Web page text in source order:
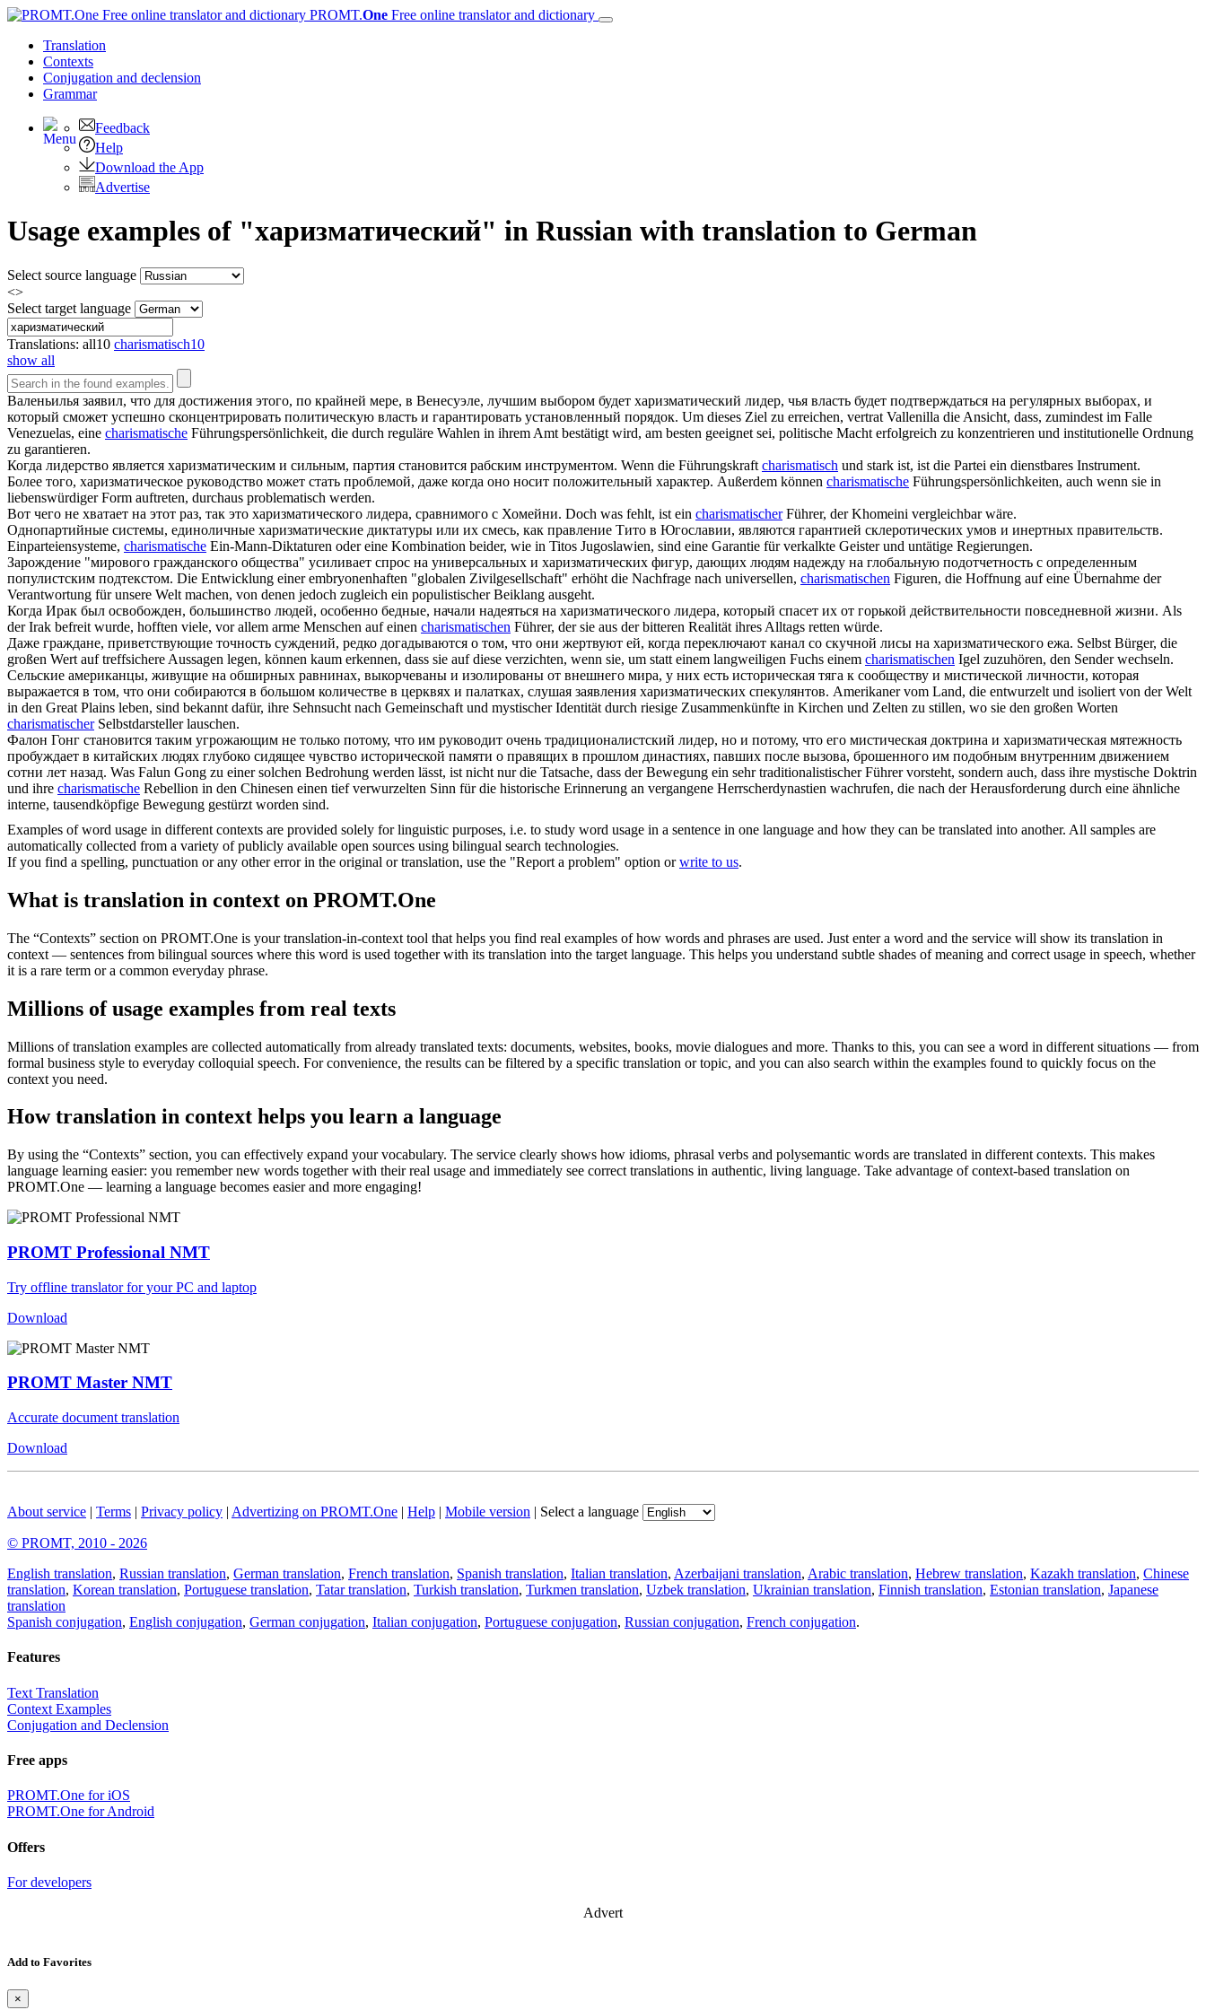
PROMT.One Free online translator and dictionary
Translation
Contexts
Conjugation and declension
Grammar
Feedback
Help
Download the App
Advertise
Usage examples of "харизматический" in Russian with translation to German
Select source language
<>
Select target language
Translations: all10 charismatisch10
show all
Валеньилья заявил, что для достижения этого, по крайней мере, в Венесуэле, лучшим выбором будет харизматический лидер, чья власть будет подтверждаться на регулярных выборах, и
который сможет успешно сконцентрировать политическую власть и гарантировать установленный порядок. Um dieses Ziel zu erreichen, vertrat Vallenilla die Ansicht, dass, zumindest im Falle
Venezuelas, eine charismatische Führungspersönlichkeit, die durch reguläre Wahlen in ihrem Amt bestätigt wird, am besten geeignet sei, politische Macht erfolgreich zu konzentrieren und institutionelle Ordnung
zu garantieren.
Когда лидерство является харизматическим и сильным, партия становится рабским инструментом. Wenn die Führungskraft charismatisch und stark ist, ist die Partei ein dienstbares Instrument.
Более того, харизматическое руководство может стать проблемой, даже когда оно носит положительный характер. Außerdem können charismatische Führungspersönlichkeiten, auch wenn sie in
liebenswürdiger Form auftreten, durchaus problematisch werden.
Вот чего не хватает на этот раз, так это харизматического лидера, сравнимого с Хомейни. Doch was fehlt, ist ein charismatischerFührer, der Khomeini vergleichbar wäre.
Однопартийные системы, единоличные харизматические диктатуры или их смесь, как правление Тито в Югославии, являются гарантией склеротических умов и инертных правительств.
Einparteiensysteme, charismatische Ein-Mann-Diktaturen oder eine Kombination beider, wie in Titos Jugoslawien, sind eine Garantie für verkalkte Geister und untätige Regierungen.
Зарождение "мирового гражданского общества" усиливает спрос на универсальных и харизматических фигур, дающих людям надежду на глобальную подотчетность с определенным
популистским подтекстом. Die Entwicklung einer embryonenhaften "globalen Zivilgesellschaft" erhöht die Nachfrage nach universellen, charismatischen Figuren, die Hoffnung auf eine Übernahme der
Verantwortung für unsere Welt machen, von denen jedoch zugleich ein populistischer Beiklang ausgeht.
Когда Ирак был освобожден, большинство людей, особенно бедные, начали надеяться на харизматического лидера, который спасет их от горькой действительности повседневной жизни. Als
der Irak befreit wurde, hofften viele, vor allem arme Menschen auf einen charismatischen Führer, der sie aus der bitteren Realität ihres Alltags retten würde.
Даже граждане, приветствующие точность суждений, редко догадываются о том, что они жертвуют ей, когда переключают канал со скучной лисы на харизматического ежа. Selbst Bürger, die
großen Wert auf treffsichere Aussagen legen, können kaum erkennen, dass sie auf diese verzichten, wenn sie, um statt einem langweiligen Fuchs einem charismatischen Igel zuzuhören, den Sender wechseln.
Сельские американцы, живущие на обширных равнинах, выкорчеваны и изолированы от внешнего мира, у них есть историческая тяга к сообществу и мистической личности, которая
выражается в том, что они собираются в большом количестве в церквях и палатках, слушая заявления харизматических спекулянтов. Amerikaner vom Land, die entwurzelt und isoliert von der Welt
in den Great Plains leben, sind bekannt dafür, ihre Sehnsucht nach Gemeinschaft und mystischer Identität durch riesige Zusammenkünfte in Kirchen und Zelten zu stillen, wo sie den großen Worten
charismatischerSelbstdarsteller lauschen.
Фалон Гонг становится таким угрожающим не только потому, что им руководит очень традиционалистский лидер, но и потому, что его мистическая доктрина и харизматическая мятежность
пробуждает в китайских людях глубоко сидящее чувство исторической памяти о правящих в прошлом династиях, павших после вызова, брошенного им подобным внутренним движением
сотни лет назад. Was Falun Gong zu einer solchen Bedrohung werden lässt, ist nicht nur die Tatsache, dass der Bewegung ein sehr traditionalistischer Führer vorsteht, sondern auch, dass ihre mystische Doktrin
und ihre charismatische Rebellion in den Chinesen einen tief verwurzelten Sinn für die historische Erinnerung an vergangene Herrscherdynastien wachrufen, die nach der Herausforderung durch eine ähnliche
interne, tausendköpfige Bewegung gestürzt worden sind.
Examples of word usage in different contexts are provided solely for linguistic purposes, i.e. to study word usage in a sentence in one language and how they can be translated into another. All samples are
automatically collected from a variety of publicly available open sources using bilingual search technologies.
If you find a spelling, punctuation or any other error in the original or translation, use the "Report a problem" option orwrite to us.
What is translation in context on PROMT.One
The “Contexts” section on PROMT.One is your translation-in-context tool that helps you find real examples of how words and phrases are used. Just enter a word and the service will show its translation in
context — sentences from bilingual sources where this word is used together with its translation into the target language. This helps you understand subtle shades of meaning and correct usage in speech, whether
it is a rare term or a common everyday phrase.
Millions of usage examples from real texts
Millions of translation examples are collected automatically from already translated texts: documents, websites, books, movie dialogues and more. Thanks to this, you can see a word in different situations — from
formal business style to everyday colloquial speech. For convenience, the results can be filtered by a specific translation or topic, and you can also search within the examples found to quickly focus on the
context you need.
How translation in context helps you learn a language
By using the “Contexts” section, you can effectively expand your vocabulary. The service clearly shows how idioms, phrasal verbs and polysemantic words are translated in different contexts. This makes
language learning easier: you remember new words together with their real usage and immediately see correct translations in authentic, living language. Take advantage of context-based translation on
PROMT.One — learning a language becomes easier and more engaging!
PROMT Professional NMT
Try offline translator for your PC and laptop
Download
PROMT Master NMT
Accurate document translation
Download
About service | Terms | Privacy policy | Advertizing on PROMT.One | Help | Mobile version | Select a language
© PROMT, 2010 - 2026
English translation, Russian translation, German translation, French translation, Spanish translation, Italian translation, Azerbaijani translation, Arabic translation, Hebrew translation, Kazakh translation, Chinese
translation, Korean translation, Portuguese translation, Tatar translation, Turkish translation, Turkmen translation, Uzbek translation, Ukrainian translation, Finnish translation, Estonian translation, Japanese
translation
Spanish conjugation, English conjugation, German conjugation, Italian conjugation, Portuguese conjugation, Russian conjugation, French conjugation.
Features
Text Translation
Context Examples
Conjugation and Declension
Free apps
PROMT.One for iOS
PROMT.One for Android
Offers
For developers
Advert
Add to Favorites
×